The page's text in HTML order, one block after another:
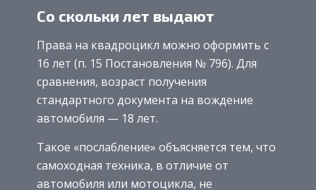
Со скольки лет выдают
Права на квадроцикл можно оформить с
16 лет (п. 15 Постановления № 796). Для
сравнения, возраст получения
стандартного документа на вождение
автомобиля — 18 лет.
Такое «послабление» объясняется тем, что
самоходная техника, в отличие от
автомобиля или мотоцикла, не